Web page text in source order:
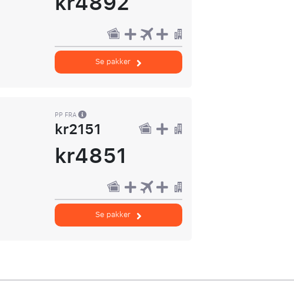
Se pakker
PP FRA
kr2151
kr4851
Se pakker